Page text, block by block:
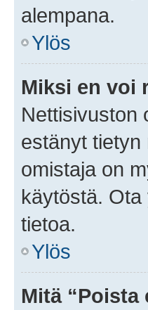
alempana.
Ylös
Miksi en voi
Nettisivuston
estänyt
omistaja on
käytöstä.
tietoa.
Ylös
Mitä “Poista